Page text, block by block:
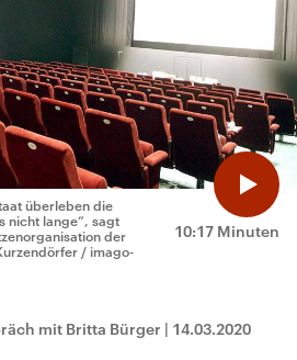
10:17 Minuten
überleben die
nicht lange“, sagt
der
/ imago-
mit Britta Bürger | 14.03.2020